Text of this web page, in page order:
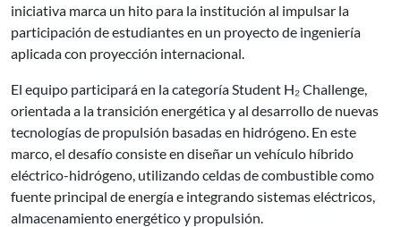
iniciativa marca un hito para la institución al impulsar la
participación de estudiantes en un proyecto de ingeniería
aplicada con proyección internacional.
El equipo participará en la categoría Student H₂ Challenge,
orientada a la transición energética y al desarrollo de nuevas
tecnologías de propulsión basadas en hidrógeno. En este
marco, el desafío consiste en diseñar un vehículo híbrido
eléctrico-hidrógeno, utilizando celdas de combustible como
fuente principal de energía e integrando sistemas eléctricos,
almacenamiento energético y propulsión.